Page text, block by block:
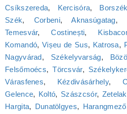
Csíkszereda, Kercisóra, Borszék
Szék, Corbeni,Aknasúgatag,
Temesvár,Costinești,
Komandó, Vișeu de Sus, Katrosa,
Nagyvárad, Székelyvarság,
Felsőmoécs,Törcsvár,
Várasfenes, Kézdivásárhely,
Gelence, Koltó, Szászcsór,
Hargita, Dunatölgyes, Harangmező